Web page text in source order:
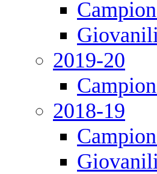
2019-20
2018-19